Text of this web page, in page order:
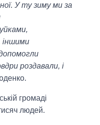
У ту зиму ми за
іншими
роздавали, і
громаді
людей.